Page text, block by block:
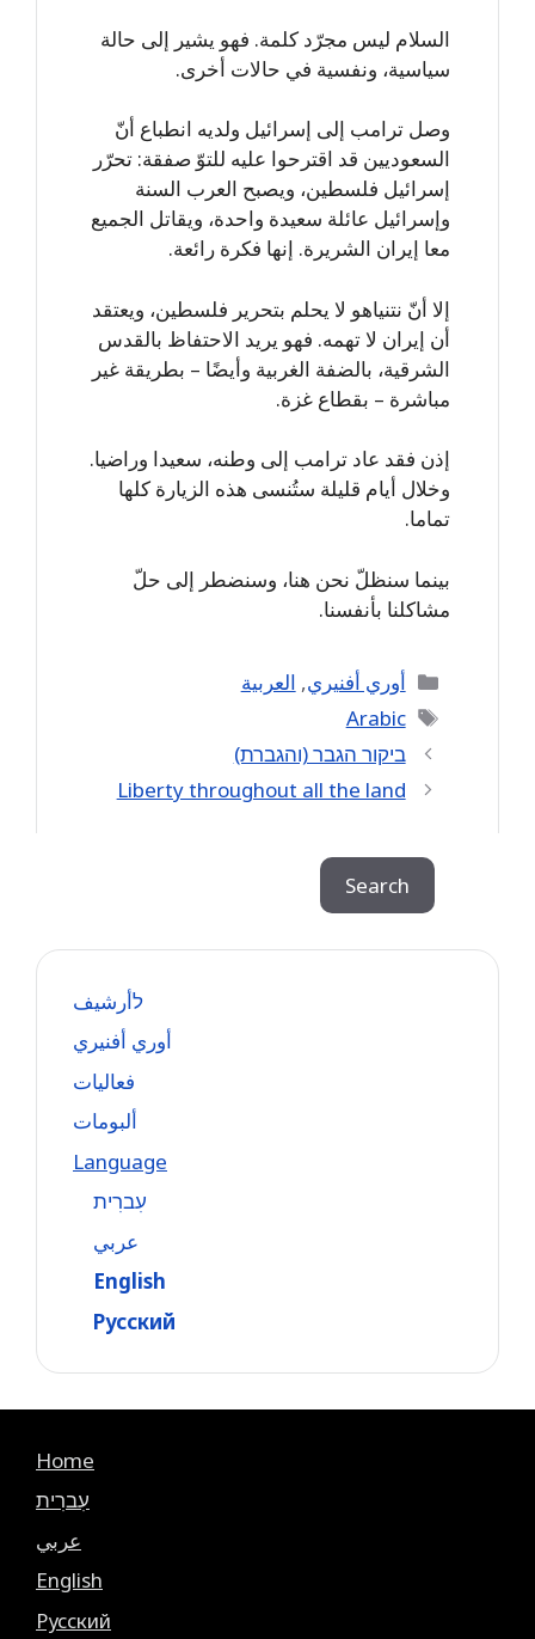
السلام ليس مجرّد كلمة. فهو يشير إلى حالة
سياسية، ونفسية في حالات أخرى.
وصل ترامب إلى إسرائيل ولديه انطباع أنّ
السعوديين قد اقترحوا عليه للتوّ صفقة: تحرّر
إسرائيل فلسطين، ويصبح العرب السنة
وإسرائيل عائلة سعيدة واحدة، ويقاتل الجميع
معا إيران الشريرة. إنها فكرة رائعة.
إلا أنّ نتنياهو لا يحلم بتحرير فلسطين، ويعتقد
أن إيران لا تهمه. فهو يريد الاحتفاظ بالقدس
الشرقية، بالضفة الغربية وأيضًا – بطريقة غير
مباشرة – بقطاع غزة.
إذن فقد عاد ترامب إلى وطنه، سعيدا وراضيا.
وخلال أيام قليلة ستُنسى هذه الزيارة كلها
تماما.
بينما سنظلّ نحن هنا، وسنضطر إلى حلّ
مشاكلنا بأنفسنا.
Categories
أوري أفنيري, العربية
Tags
Arabic
ביקור הגבר (והגברת)
Liberty throughout all the land
Search
לأرشيف
أوري أفنيري
فعاليات
ألبومات
Language
עִברִית
عربي
English
Русский
Home
עִברִית
عربي
English
Русский